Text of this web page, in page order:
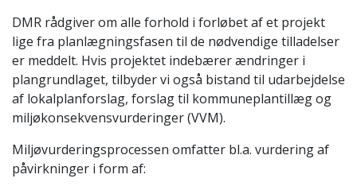
DMR rådgiver om alle forhold i forløbet af et projekt
lige fra planlægningsfasen til de nødvendige tilladelser
er meddelt. Hvis projektet indebærer ændringer i
plangrundlaget, tilbyder vi også bistand til udarbejdelse
af lokalplanforslag, forslag til kommuneplantillæg og
miljøkonsekvensvurderinger (VVM).
Miljøvurderingsprocessen omfatter bl.a. vurdering af
påvirkninger i form af: